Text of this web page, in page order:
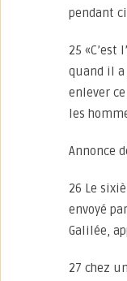
pendant
25
quand il
enlever
les
Annonce
26 Le
envoyé
Galilée,
27 chez